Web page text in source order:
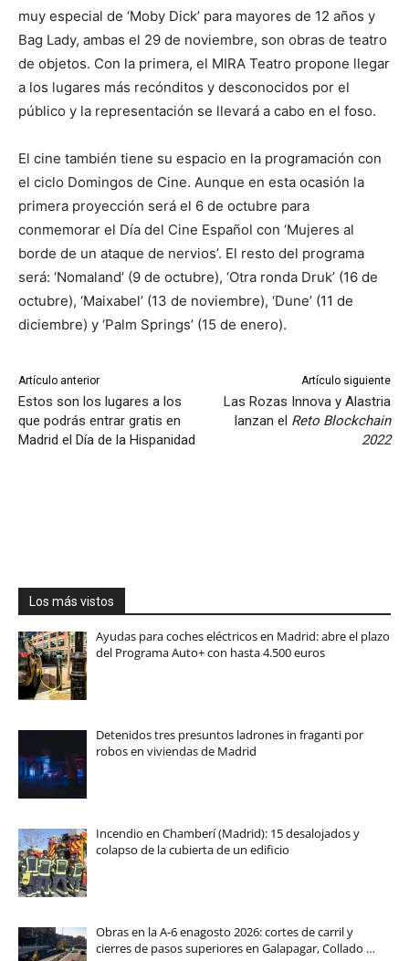
muy especial de ‘Moby Dick’ para mayores de 12 años y
Bag Lady, ambas el 29 de noviembre, son obras de teatro
de objetos. Con la primera, el MIRA Teatro propone llegar
a los lugares más recónditos y desconocidos por el
público y la representación se llevará a cabo en el foso.
El cine también tiene su espacio en la programación con
el ciclo Domingos de Cine. Aunque en esta ocasión la
primera proyección será el 6 de octubre para
conmemorar el Día del Cine Español con ‘Mujeres al
borde de un ataque de nervios’. El resto del programa
será: ‘Nomaland’ (9 de octubre), ‘Otra ronda Druk’ (16 de
octubre), ‘Maixabel’ (13 de noviembre), ‘Dune’ (11 de
diciembre) y ‘Palm Springs’ (15 de enero).
Artículo anterior
Estos son los lugares a los
que podrás entrar gratis en
Madrid el Día de la Hispanidad
Artículo siguiente
Las Rozas Innova y Alastria
lanzan el Reto Blockchain
2022
Los más vistos
Ayudas para coches eléctricos en Madrid: abre el plazo
del Programa Auto+ con hasta 4.500 euros
Detenidos tres presuntos ladrones in fraganti por
robos en viviendas de Madrid
Incendio en Chamberí (Madrid): 15 desalojados y
colapso de la cubierta de un edificio
Obras en la A-6 enagosto 2026: cortes de carril y
cierres de pasos superiores en Galapagar, Collado …